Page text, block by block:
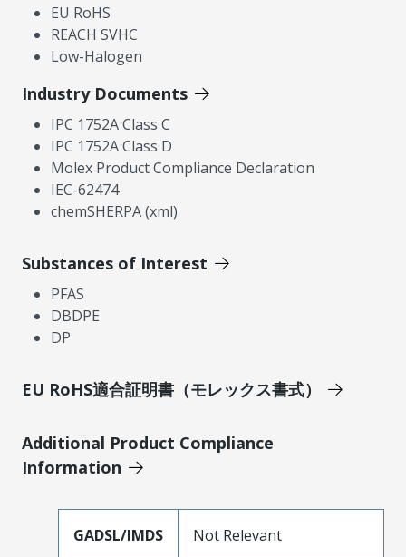
EU RoHS
REACH SVHC
Low-Halogen
Industry Documents
IPC 1752A Class C
IPC 1752A Class D
Molex Product Compliance Declaration
IEC-62474
chemSHERPA (xml)
Substances of Interest
PFAS
DBDPE
DP
EU RoHS適合証明書（モレックス書式）
Additional Product Compliance
Information
GADSL/IMDS Not Relevant